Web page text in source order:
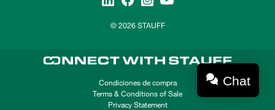
© 2026 STAUFF
Condiciones de compra
Terms & Conditions of Sale
Privacy Statement
Chat